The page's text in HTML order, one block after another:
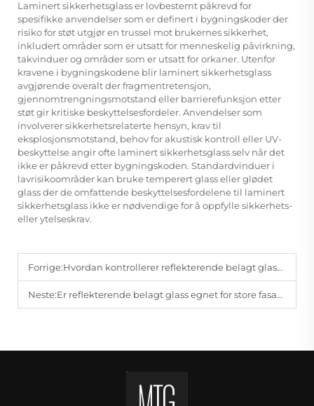
Laminert sikkerhetsglass er lovbestemt påkrevd for
spesifikke anvendelser som er definert i bygningskoder der
risiko for støt utgjør en trussel mot brukernes sikkerhet,
inkludert områder som er utsatt for menneskelig påvirkning,
takvinduer og områder som er utsatt for orkaner. Utenfor
kravene i bygningskodene blir laminert sikkerhetsglass
avgjørende overalt der fragmentretensjon,
gjennomtrengningsmotstand eller barrierefunksjon etter
støt gir kritiske beskyttelsesfordeler. Anvendelser som
involverer sikkerhetsrelaterte hensyn, krav til
eksplosjonsmotstand, behov for akustisk kontroll eller UV-
beskyttelse angir ofte laminert sikkerhetsglass selv når det
ikke er påkrevd etter bygningskoden. Standardvinduer i
lavrisikoområder kan bruke temperert glass eller glødet
glass der de omfattende beskyttelsesfordelene til laminert
sikkerhetsglass ikke er nødvendige for å oppfylle sikkerhets-
eller ytelseskrav.
Forrige:Hvordan kontrollerer reflekterende belagt glass blinding innendørs?
Neste:Er reflekterende belagt glass egnet for store fasadeprosjekter?